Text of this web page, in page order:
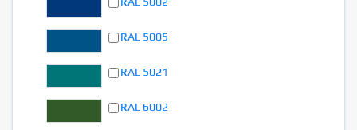
RAL 5005
RAL 5021
RAL 6002